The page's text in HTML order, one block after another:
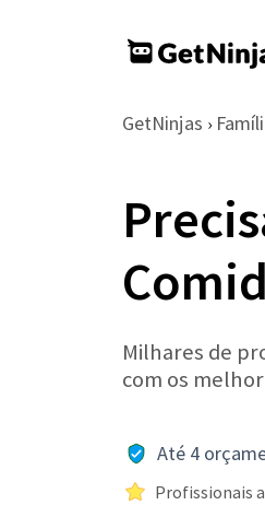
GetNinjas ›
Milhares de
com os
Até 4
Profissionais